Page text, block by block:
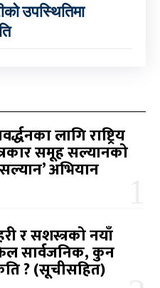
उपस्थितिमा
लागि राष्ट्रिय
समूह सल्यानको
अभियान
र सशस्त्रको नयाँ
सार्वजनिक, कुन
? (सूचीसहित)